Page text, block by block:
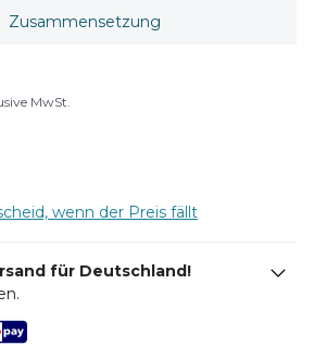
Zusammensetzung
MwSt.
wenn der Preis fällt
für Deutschland!